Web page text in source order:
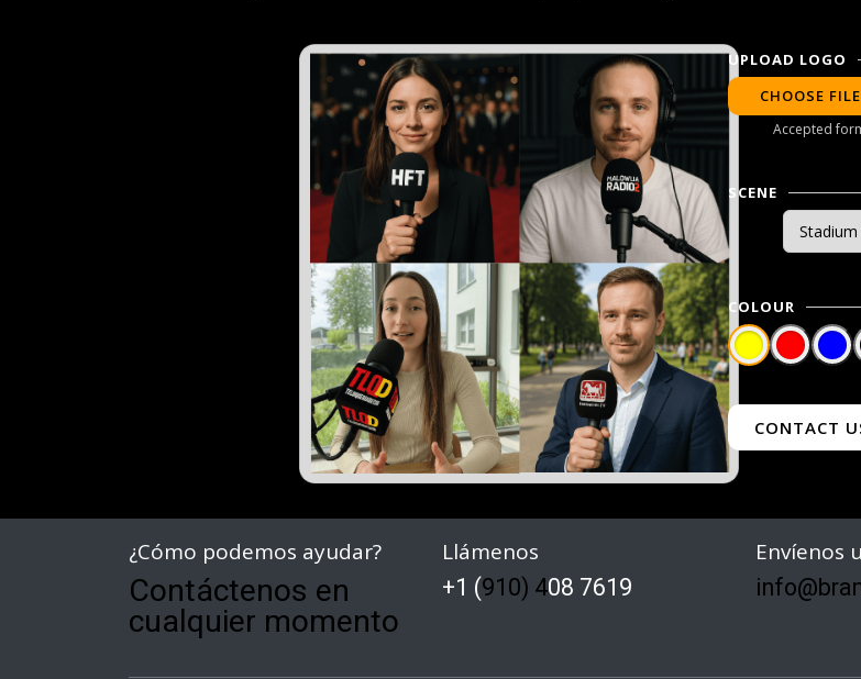
UPLOAD LOGO
CHOOSE FILE
Accepted
SCENE
COLOUR
CONTACT
¿Cómo podemos ayudar?
Contáctenos en
cualquier momento
Llámenos
+1 (910) 408 7619
Envíenos